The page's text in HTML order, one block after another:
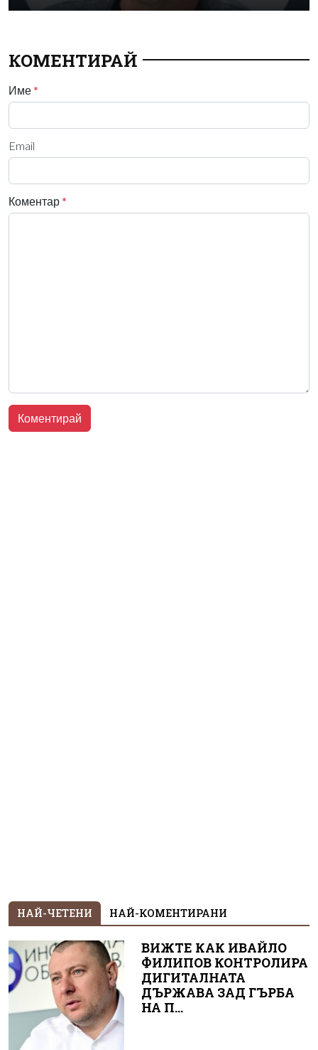
КОМЕНТИРАЙ
Име *
Email
Коментар *
НАЙ-ЧЕТЕНИ НАЙ-КОМЕНТИРАНИ
ВИЖТЕ КАК ИВАЙЛО
ФИЛИПОВ КОНТРОЛИРА
ДИГИТАЛНАТА
ДЪРЖАВА ЗАД ГЪРБА
НА П...